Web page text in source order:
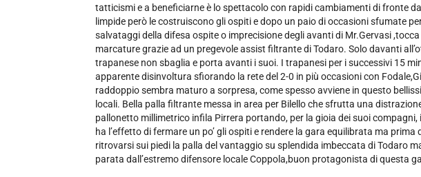
tatticismi e a beneficiarne è lo spettacolo con rapidi cambiamenti di fronte
limpide però le costruiscono gli ospiti e dopo un paio di occasioni sfumate
salvataggi della difesa ospite o imprecisione degli avanti di Mr.Gervasi
marcature grazie ad un pregevole assist filtrante di Todaro. Solo davanti
trapanese non sbaglia e porta avanti i suoi. I trapanesi per i successivi 15
apparente disinvoltura sfiorando la rete del 2-0 in più occasioni con
raddoppio sembra maturo a sorpresa, come spesso avviene in questo
locali. Bella palla filtrante messa in area per Bilello che sfrutta una
pallonetto millimetrico infila Pirrera portando, per la gioia dei suoi compagni,
ha l’effetto di fermare un po’ gli ospiti e rendere la gara equilibrata ma prima
ritrovarsi sui piedi la palla del vantaggio su splendida imbeccata di Todaro
parata dall’estremo difensore locale Coppola,buon protagonista di questa